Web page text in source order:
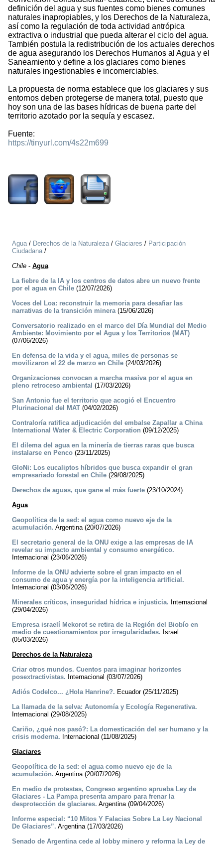
definición del agua y sus fuentes como bienes comunes
naturales inapropiables, y los Derechos de la Naturaleza,
así como la regulación de toda actividad antrópica
extractiva o industrial que pueda alterar el ciclo del agua.
También postula la redistribución de los actuales derechos
de agua asegurando los Derechos Humanos al Agua y el
Saneamiento y define a los glaciares como bienes
naturales ingestionables e incomerciables.
La propuesta de norma establece que los glaciares y sus
entornos deben protegerse de manera total, puesto que
hoy son una de las bases hídricas de buena parte del
territorio azotado por la sequía y escasez.
Fuente:
https://tinyurl.com/4s22m699
Agua/ Derechos de la Naturaleza/ Glaciares / Participación
Ciudadana/
Chile - Agua
La fiebre de la IA y los centros de datos abre un nuevo frente
por el agua en Chile (12/07/2026)
Voces del Loa: reconstruir la memoria para desafiar las
narrativas de la transición minera(15/06/2026)
Conversatorio realizado en el marco del Día Mundial del Medio
Ambiente: Movimiento por el Agua y los Territorios (MAT)
(07/06/2026)
En defensa de la vida y el agua, miles de personas se
movilizaron el 22 de marzo en Chile (24/03/2026)
Organizaciones convocan a marcha masiva por el agua en
pleno retroceso ambiental (17/03/2026)
San Antonio fue el territorio que acogió el Encuentro
Plurinacional del MAT (04/02/2026)
Contraloría ratifica adjudicación del embalse Zapallar a China
International Water & Electric Corporation (09/12/2025)
El dilema del agua en la minería de tierras raras que busca
instalarse en Penco (23/11/2025)
GloNi: Los eucaliptos híbridos que busca expandir el gran
empresariado forestal en Chile (29/08/2025)
Derechos de aguas, que gane el más fuerte (23/10/2024)
Agua
Geopolítica de la sed: el agua como nuevo eje de la
acumulación. Argentina (20/07/2026)
El secretario general de la ONU exige a las empresas de IA
revelar su impacto ambiental y consumo energético.
Internacional (23/06/2026)
Informe de la ONU advierte sobre el gran impacto en el
consumo de agua y energía por la inteligencia artificial.
Internacional (03/06/2026)
Minerales críticos, inseguridad hídrica e injusticia. Internacional
(29/04/2026)
Empresa israelí Mekorot se retira de la Región del Biobío en
medio de cuestionamientos por irregularidades. Israel
(05/03/2026)
Derechos de la Naturaleza
Criar otros mundos. Cuentos para imaginar horizontes
posextractivistas. Internacional (03/07/2026)
­Adiós Codelco... ¿Hola Hanrine?. Ecuador (25/11/2025)
La llamada de la selva: Autonomía y Ecología Regenerativa.
Internacional (29/08/2025)
Cariño, ¿qué nos pasó?: La domesticación del ser humano y la
crisis moderna. Internacional (11/08/2025)
Glaciares
Geopolítica de la sed: el agua como nuevo eje de la
acumulación. Argentina (20/07/2026)
En medio de protestas, Congreso argentino aprueba Ley de
Glaciares - La Pampa presenta amparo para frenar la
desprotección de glaciares. Argentina (09/04/2026)
Informe especial: “10 Mitos Y Falacias Sobre La Ley Nacional
De Glaciares”. Argentina (17/03/2026)
Senado de Argentina cede al lobby minero y reforma la Ley de